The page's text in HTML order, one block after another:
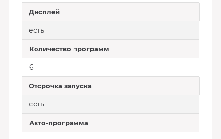
Дисплей
есть
Количество программ
6
Отсрочка запуска
есть
Авто-программа